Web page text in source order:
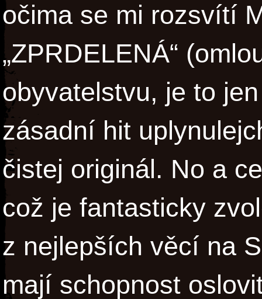
očima se mi rozsvítí
„ZPRDELENÁ“
obyvatelstvu, je to
zásadní hit
čistej originál. No a
což je fantasticky
z nejlepších věcí na
mají schopnost